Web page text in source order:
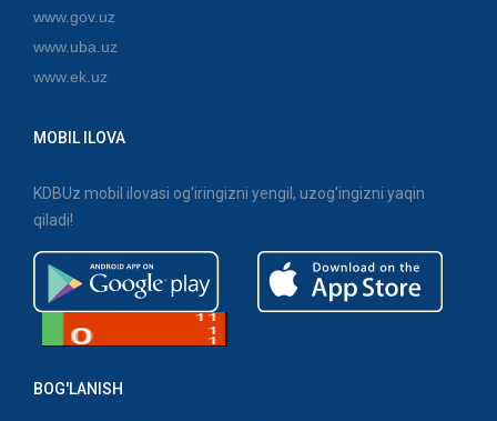
www.gov.uz
www.uba.uz
www.ek.uz
MOBIL ILOVA
KDBUz mobil ilovasi og'iringizni yengil, uzog'ingizni yaqin
qiladi!
BOG'LANISH